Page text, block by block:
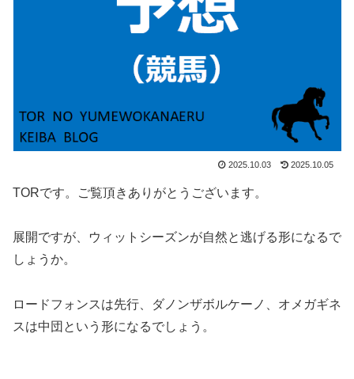
2025.10.03 2025.10.05
TORです。ご覧頂きありがとうございます。
展開ですが、ウィットシーズンが自然と逃げる形になるで
しょうか。
ロードフォンスは先行、ダノンザボルケーノ、オメガギネ
スは中団という形になるでしょう。